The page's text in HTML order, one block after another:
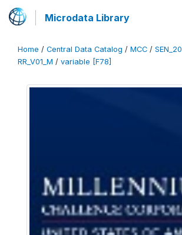
Microdata Library
Home / Central Data Catalog / MCC /
RR_V01_M / variable [F78]